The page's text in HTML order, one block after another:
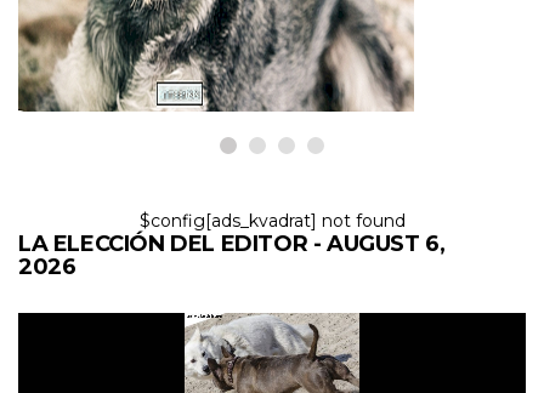
6,2026
$config[ads_kvadrat] not found
LA ELECCIÓN DEL EDITOR - AUGUST 6,
2026